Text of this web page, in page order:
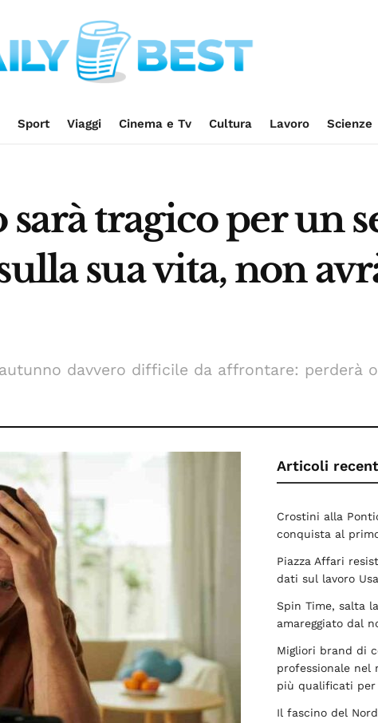
Sport Viaggi Cinema e Tv Cultura Lavoro Scienze
tragico per un
sua vita, non
davvero difficile da affrontare: perderà
Articoli
Crostini alla
conquista al
Piazza Affari
dati sul lavoro Usa
Spin Time, salta
amareggiato dal
Migliori brand di
professionale nel
più qualificati
Il fascino del